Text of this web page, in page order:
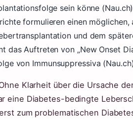
sein könne
formulieren einen
und dem
das Auftreten von „New Onset
von Immunsuppressiva
Klarheit über die Ursache
eine Diabetes-bedingte
zum problematischen